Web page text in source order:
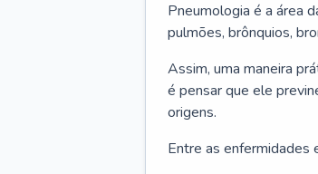
Pneumologia é a área
pulmões, brônquios,
Assim, uma maneira
é pensar que ele
origens.
Entre as enfermidades